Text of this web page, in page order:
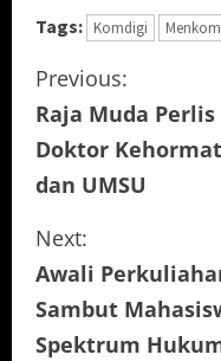
Tags: Komdigi
C
o
n
t
i
n
Previous:
Raja Muda
Doktor
dan UMSU
Next:
Awali
Sambut
Spektrum